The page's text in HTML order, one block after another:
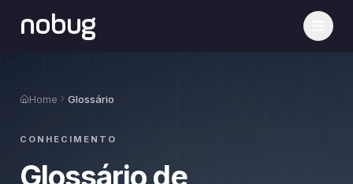
nobug
Home Glossário
CONHECIMENTO
Glossário de